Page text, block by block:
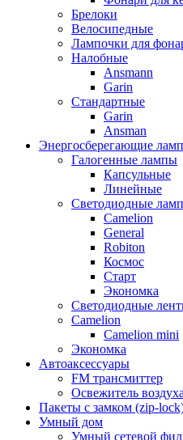
Брелоки
Велосипедные
Лампочки для
Налобные
Ansmann
Garin
Стандартные
Garin
Ansman
Энергосберегающие
Галогенные лампы
Капсульные
Линейные
Светодиодные
Camelion
General
Robiton
Космос
Старт
Экономка
Светодиодные
Camelion
Camelion mini
Экономка
Автоаксессуары
FM трансмиттер
Освежитель
Пакеты с замком (zip-
Умный дом
Умный сетевой